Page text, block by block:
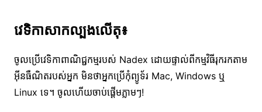
វេទិកាសាកល្បងលើតុ៖
ចូលប្រើវេទិកាពាណិជ្ជកម្មរបស់ Nadex ដោយផ្ទាល់ពីកម្មវិធីរុករកតាម
អ៊ីនធឺណិតរបស់អ្នក មិនថាអ្នកប្រើកុំព្យូទ័រ Mac, Windows ឬ
Linux ទេ។ ចូលហើយចាប់ផ្តើមភ្លាមៗ!